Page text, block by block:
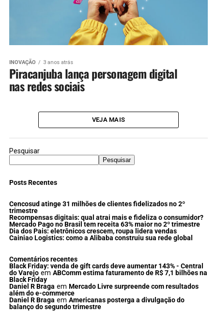
INOVAÇÃO 3 anos atrás
Piracanjuba lança personagem digital
nas redes sociais
VEJA MAIS
Pesquisar
Pesquisar
Posts Recentes
Cencosud atinge 31 milhões de clientes fidelizados no 2º
trimestre
Recompensas digitais: qual atrai mais e fideliza o consumidor?
Mercado Pago no Brasil tem receita 63% maior no 2º trimestre
Dia dos Pais: eletrônicos crescem, roupa lidera vendas
Cainiao Logistics: como a Alibaba construiu sua rede global
Comentários recentes
Black Friday: venda de gift cards deve aumentar 143% - Central
do Varejoem ABComm estima faturamento de R$ 7,1 bilhões na
Black Friday
Daniel R Braga em Mercado Livre surpreende com resultados
além do e-commerce
Daniel R Braga em Americanas posterga a divulgação do
balanço do segundo trimestre